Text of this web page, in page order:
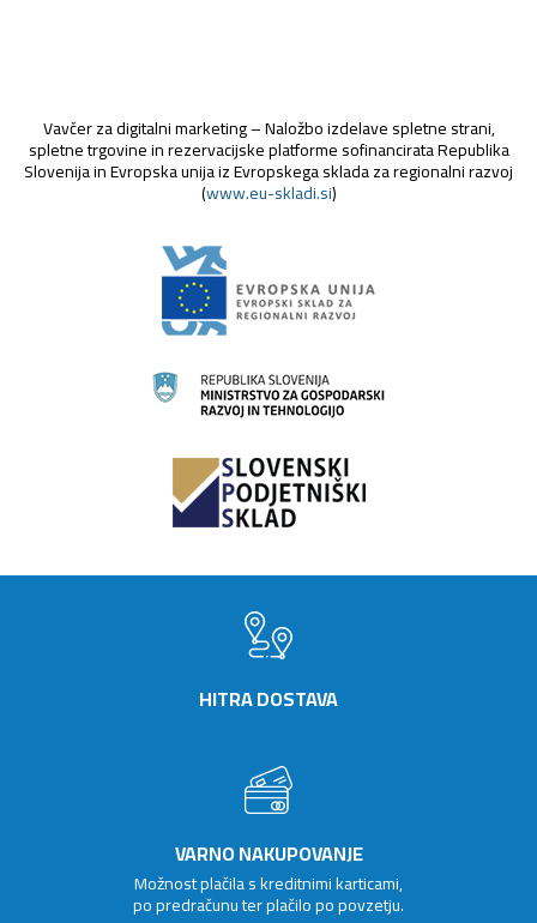
Vavčer za digitalni marketing – Naložbo izdelave spletne strani,
spletne trgovine in rezervacijske platforme sofinancirata Republika
Slovenija in Evropska unija iz Evropskega sklada za regionalni razvoj
(www.eu-skladi.si)
HITRA DOSTAVA
VARNO NAKUPOVANJE
Možnost plačila s kreditnimi karticami,
po predračunu ter plačilo po povzetju.